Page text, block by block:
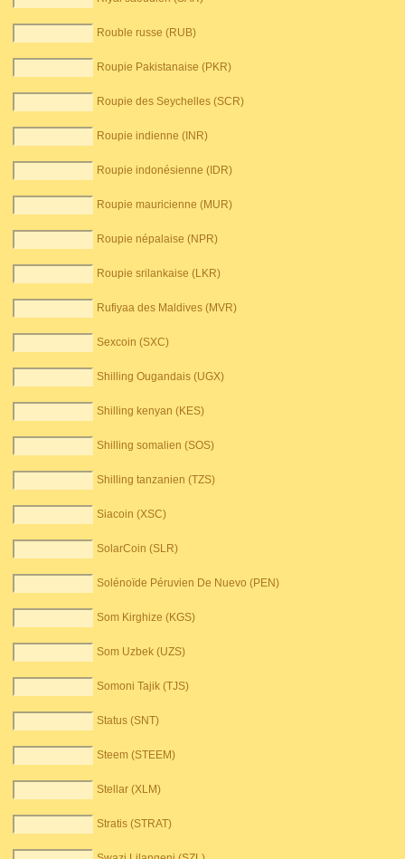
Rouble russe (RUB)
Roupie Pakistanaise (PKR)
Roupie des Seychelles (SCR)
Roupie indienne (INR)
Roupie indonésienne (IDR)
Roupie mauricienne (MUR)
Roupie népalaise (NPR)
Roupie srilankaise (LKR)
Rufiyaa des Maldives (MVR)
Sexcoin (SXC)
Shilling Ougandais (UGX)
Shilling kenyan (KES)
Shilling somalien (SOS)
Shilling tanzanien (TZS)
Siacoin (XSC)
SolarCoin (SLR)
Solénoïde Péruvien De Nuevo (PEN)
Som Kirghize (KGS)
Som Uzbek (UZS)
Somoni Tajik (TJS)
Status (SNT)
Steem (STEEM)
Stellar (XLM)
Stratis (STRAT)